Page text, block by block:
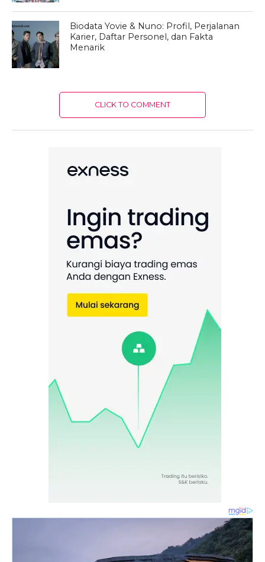
Biodata Yovie & Nuno: Profil, Perjalanan
Karier, Daftar Personel, dan Fakta
Menarik
CLICK TO COMMENT